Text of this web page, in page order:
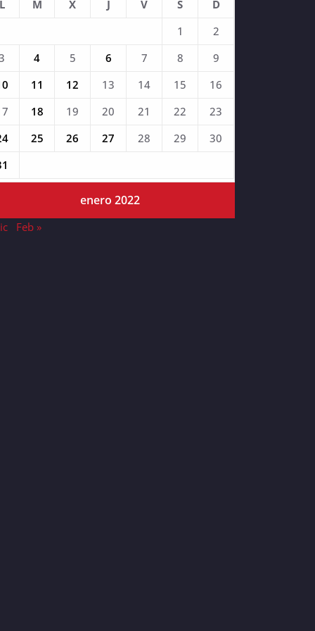
enero 2022
L M X J V S
D
1
2
4 5 6 7 8
9
11 12 13 14 15
16
18 19 20 21 22
23
25 26 27 28 29
30
Feb »